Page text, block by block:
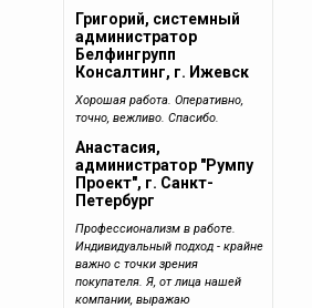
Григорий, системный
администратор
Белфингрупп
Консалтинг, г. Ижевск
Хорошая работа. Оперативно,
точно, вежливо. Спасибо.
Анастасия,
администратор "Румпу
Проект", г. Санкт-
Петербург
Профессионализм в работе.
Индивидуальный подход - крайне
важно с точки зрения
покупателя. Я, от лица нашей
компании, выражаю